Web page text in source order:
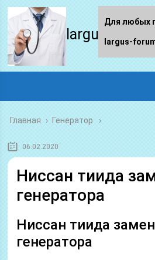
largus-
Главная › Генератор
06.02.2020
Ниссан тиида
генератора
Ниссан тиида
генератора
Для любых
largus-